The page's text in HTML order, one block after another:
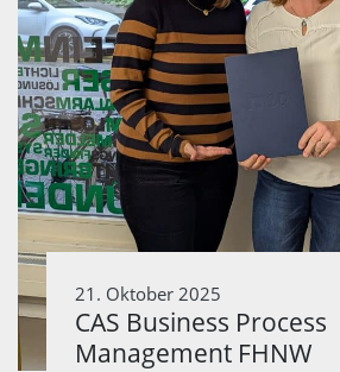
21. Oktober 2025
CAS Business Process
Management FHNW